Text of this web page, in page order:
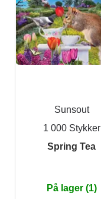
Sunsout
1 000 Stykker
Spring Tea
På lager (1)